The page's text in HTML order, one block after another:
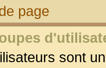
page
sont